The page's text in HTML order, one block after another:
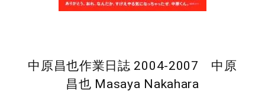
中原昌也作業日誌 2004-2007 中原
昌也 Masaya Nakahara